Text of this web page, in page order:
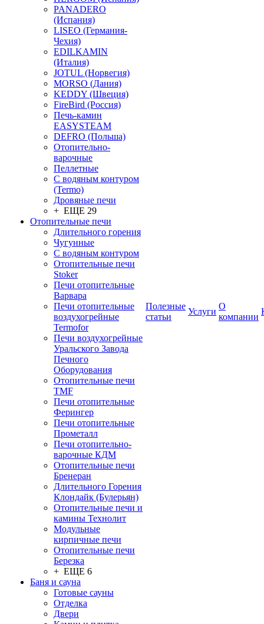
PANADERO
(Испания)
LISEO (Германия-
Чехия)
EDILKAMIN
(Италия)
JOTUL (Норвегия)
MORSO (Дания)
KEDDY (Швеция)
FireBird (Россия)
Печь-камин
EASYSTEAM
DEFRO (Польша)
Отопительно-
варочные
Пеллетные
С водяным контуром
(Termo)
Дровяные печи
+ ЕЩЕ 29
Отопительные печи
Длительного горения
Чугунные
C водяным контуром
Отопительные печи
Stoker
Печи отопительные
Варвара
Печи отопительные
воздухогрейные
Termofor
Печи воздухогрейные
Уральского Завода
Печного
Оборудования
Отопительные печи
TMF
Печи отопительные
Ферингер
Печи отопительные
Прометалл
Печи отопительно-
варочные КДМ
Отопительные печи
Бренеран
Длительного Горения
Клондайк (Булерьян)
Отопительные печи и
камины Технолит
Модульные
кирпичные печи
Отопительные печи
Березка
+ ЕЩЕ 6
Баня и сауна
Готовые сауны
Отделка
Двери
Полезные
статьи
Услуги
О
компании